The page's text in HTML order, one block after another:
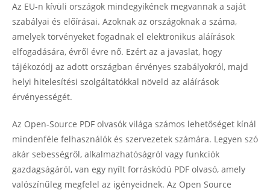
Az EU-n kívüli országok mindegyikének megvannak a saját
szabályai és előírásai. Azoknak az országoknak a száma,
amelyek törvényeket fogadnak el elektronikus aláírások
elfogadására, évről évre nő. Ezért az a javaslat, hogy
tájékozódj az adott országban érvényes szabályokról, majd
helyi hitelesítési szolgáltatókkal növeld az aláírások
érvényességét.
Az Open-Source PDF olvasók világa számos lehetőséget kínál
mindenféle felhasználók és szervezetek számára. Legyen szó
akár sebességről, alkalmazhatóságról vagy funkciók
gazdagságáról, van egy nyílt forráskódú PDF olvasó, amely
valószínűleg megfelel az igényeidnek. Az Open Source